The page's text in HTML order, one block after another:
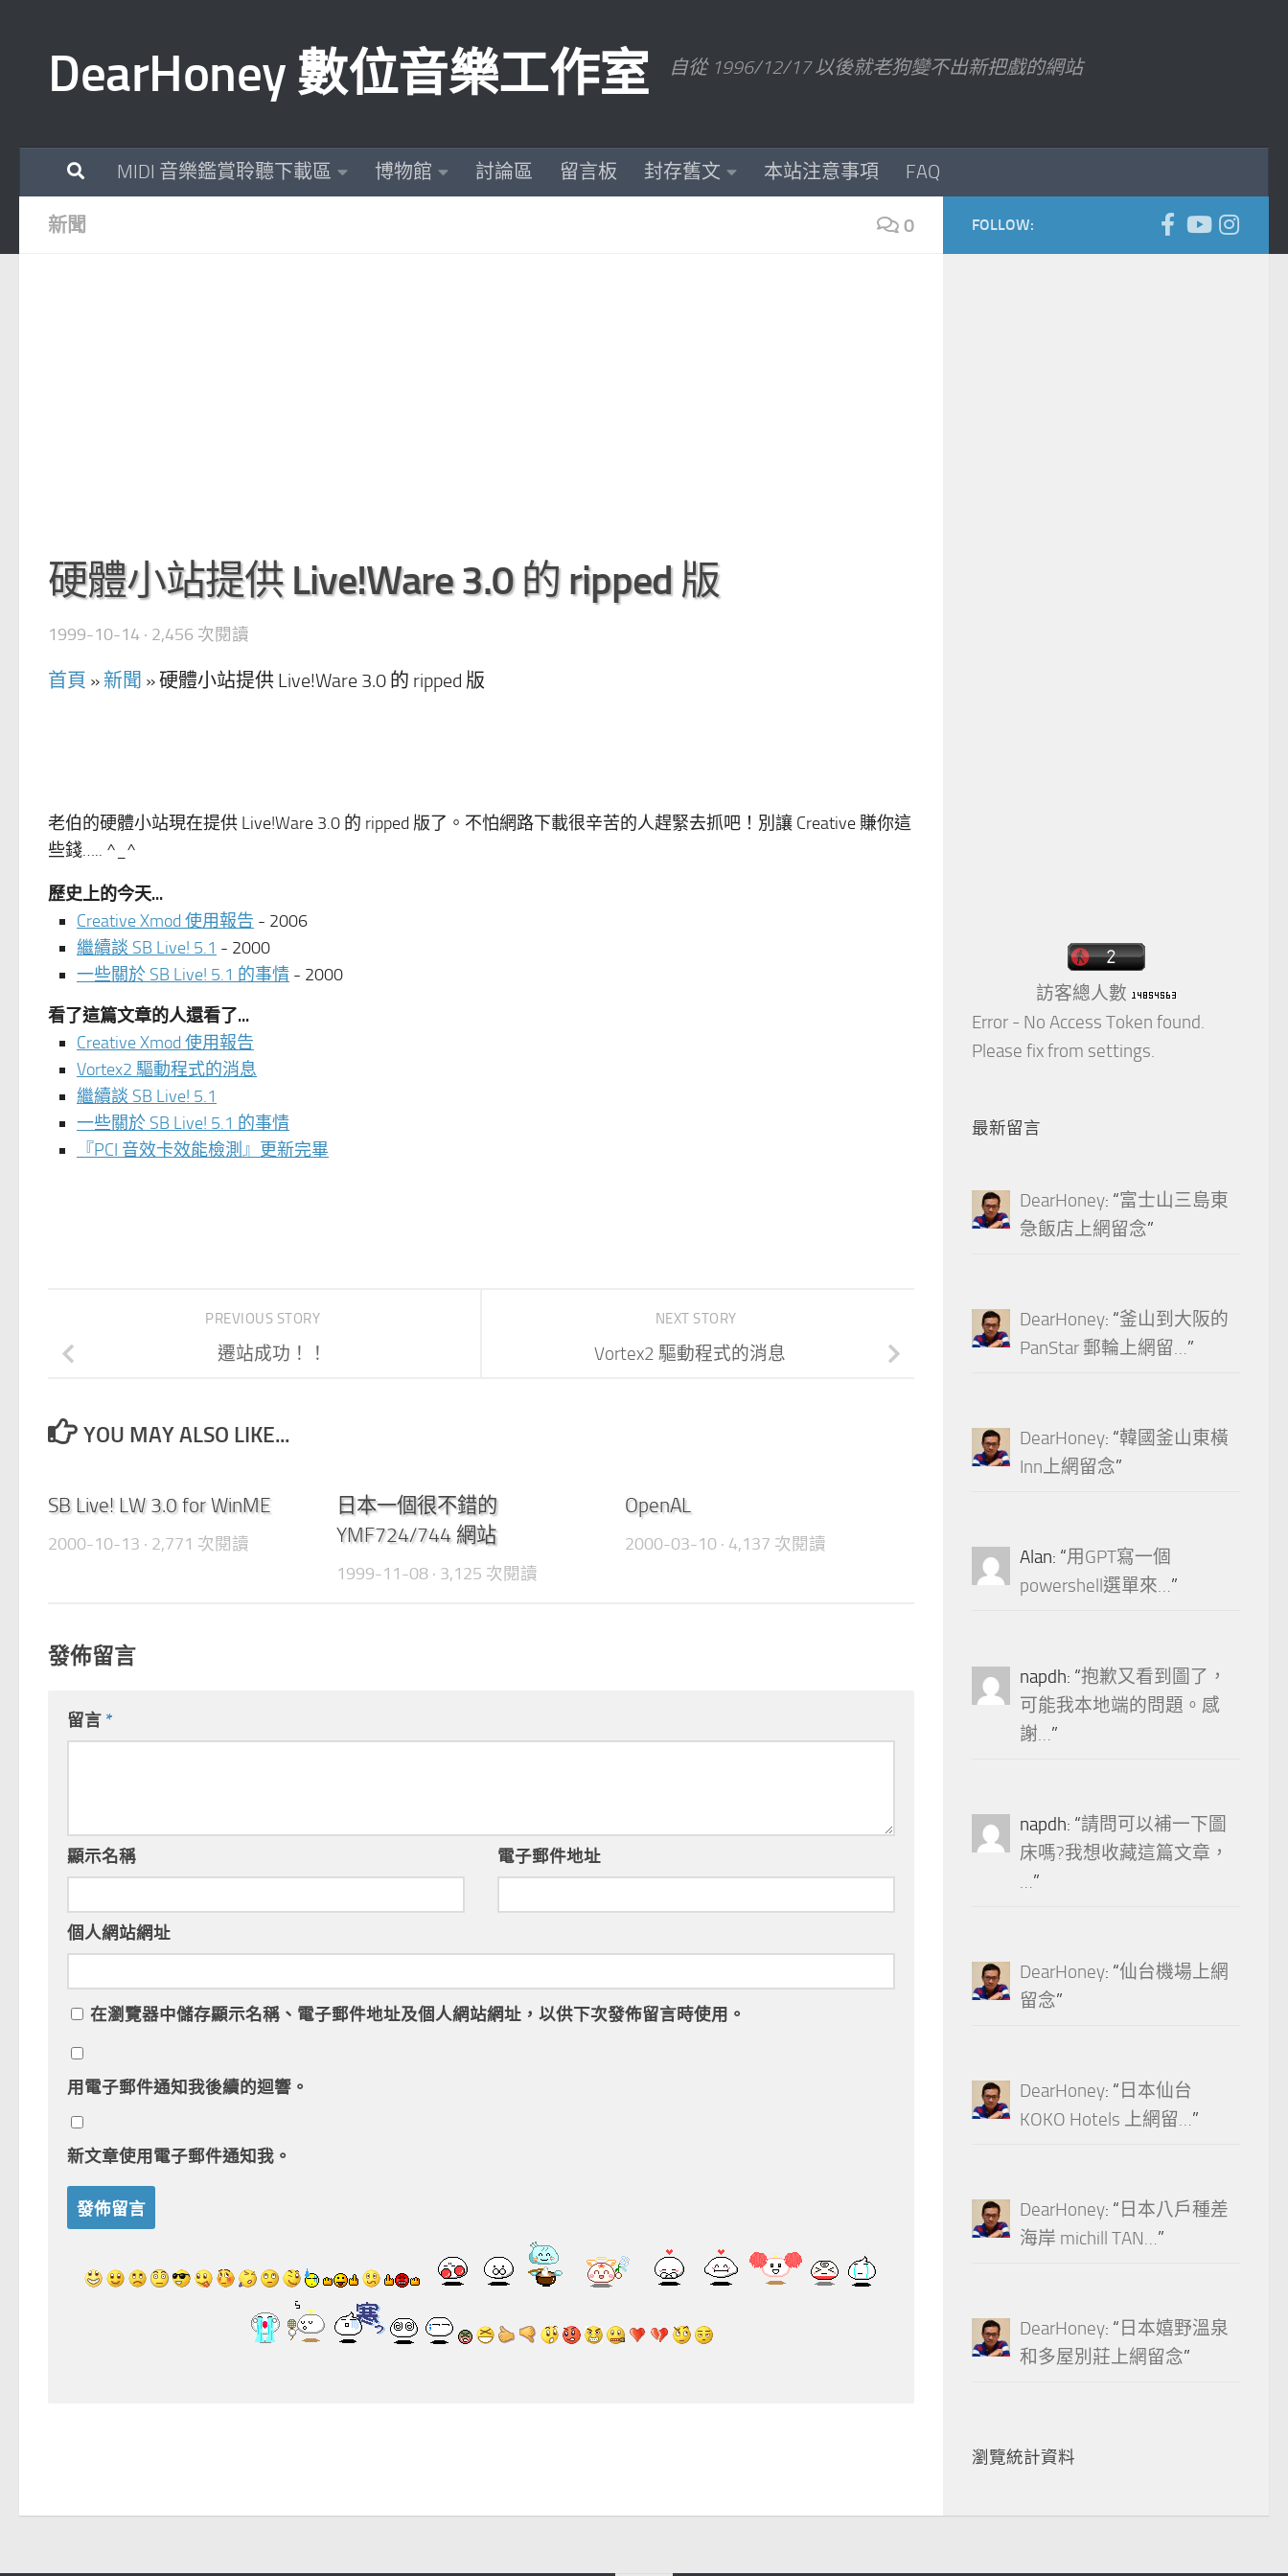
DearHoney 數位音樂工作室 自從 1996/12/17 以後就老狗變不出新把戲的網站
MIDI 音樂鑑賞聆聽下載區 博物館 討論區 留言板 封存舊文 本站注意事項 FAQ
新聞 0
硬體小站提供 Live!Ware 3.0 的 ripped 版
1999-10-14 · 2,456 次閱讀
首頁 » 新聞 »硬體小站提供 Live!Ware 3.0 的 ripped 版
老伯的硬體小站現在提供 Live!Ware 3.0 的 ripped 版了。不怕網路下載很辛苦的人趕緊去抓吧！別讓 Creative 賺你這
些錢….. ^_^
歷史上的今天...
Creative Xmod 使用報告 - 2006
繼續談 SB Live! 5.1 - 2000
一些關於 SB Live! 5.1 的事情 - 2000
看了這篇文章的人還看了...
Creative Xmod 使用報告
Vortex2 驅動程式的消息
繼續談 SB Live! 5.1
一些關於 SB Live! 5.1 的事情
『PCI 音效卡效能檢測』更新完畢
NEXT STORY
Vortex2 驅動程式的消息
PREVIOUS STORY
遷站成功！！
YOU MAY ALSO LIKE...
SB Live! LW 3.0 for WinME
2000-10-13 · 2,771 次閱讀
日本一個很不錯的
YMF724/744 網站
1999-11-08 · 3,125 次閱讀
OpenAL
2000-03-10 · 4,137 次閱讀
發佈留言
留言 *
顯示名稱 電子郵件地址
個人網站網址
在瀏覽器中儲存顯示名稱、電子郵件地址及個人網站網址，以供下次發佈留言時使用。
用電子郵件通知我後續的迴響。
新文章使用電子郵件通知我。
FOLLOW:
訪客總人數
Error - No Access Token found.
Please fix from settings.
最新留言
DearHoney: “富士山三島東
急飯店上網留念”
DearHoney: “釜山到大阪的
PanStar 郵輪上網留…”
DearHoney: “韓國釜山東橫
Inn上網留念”
Alan: “用GPT寫一個
powershell選單來…”
napdh: “抱歉又看到圖了，
可能我本地端的問題。感
謝…”
napdh: “請問可以補一下圖
床嗎?我想收藏這篇文章，
…”
DearHoney: “仙台機場上網
留念”
DearHoney: “ 日本仙台
KOKO Hotels 上網留…”
DearHoney: “ 日本八戶種差
海岸 michill TAN…”
DearHoney: “ 日本嬉野溫泉
和多屋別莊上網留念”
瀏覽統計資料